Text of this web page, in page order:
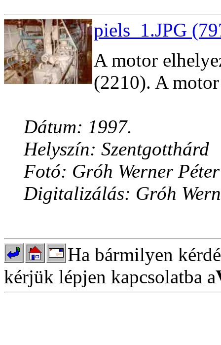
piels_1.JPG
A motor
(2210). A
Dátum: 1997.
Helyszín: Szentgotthárd
Fotó: Gróh Werner Péter
Digitalizálás: Gróh
Ha bármilyen
kérjük lépjen kapcsolatba a